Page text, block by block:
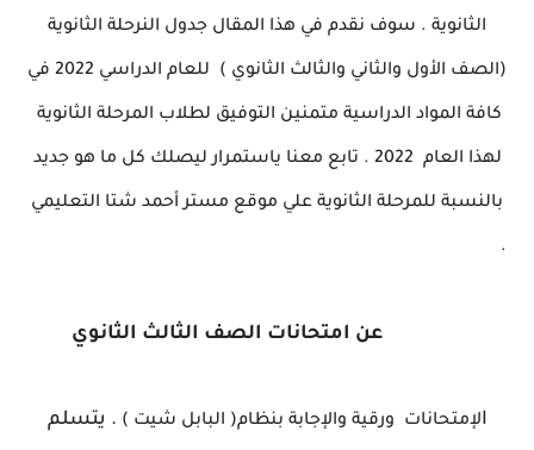
الثانوية . سوف نقدم في هذا المقال جدول النرحلة الثانوية
(الصف الأول والثاني والثالث الثانوي ) للعام الدراسي 2022 في
كافة المواد الدراسية متمنين التوفيق لطلاب المرحلة الثانوية
لهذا العام 2022 . تابع معنا ياستمرار ليصلك كل ما هو جديد
بالنسبة للمرحلة الثانوية علي موقع مستر أحمد شتا التعليمي
.
عن امتحانات الصف الثالث الثانوي
الإمتحانات ورقية والإجابة بنظام( البابل شيت ) . يتسلم